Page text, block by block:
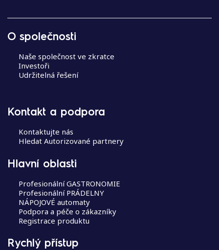
e
p
r
p
O společnosti
Naše společnost ve zkratce
Investoři
Udržitelná řešení
Kontakt a podpora
Kontaktujte nás
Hledat Autorizované partnery
Hlavní oblasti
Profesionální GASTRONOMIE
Profesionální PRÁDELNY
NÁPOJOVÉ automaty
Podpora a péče o zákazníky
Registrace produktu
Rychlý přístup